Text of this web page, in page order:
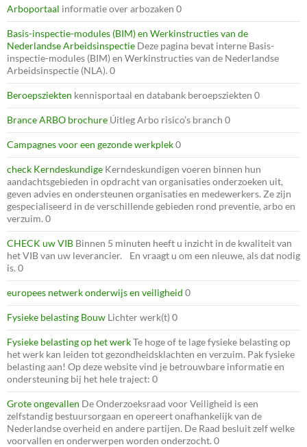
Arboportaal informatie over arbozaken 0
Basis-inspectie-modules (BIM) en Werkinstructies van de
Nederlandse Arbeidsinspectie Deze pagina bevat interne Basis-
inspectie-modules (BIM) en Werkinstructies van de Nederlandse
Arbeidsinspectie (NLA). 0
Beroepsziekten kennisportaal en databank beroepsziekten 0
Brance ARBO brochure Úitleg Arbo risico’s branch 0
Campagnes voor een gezonde werkplek0
check Kerndeskundige Kerndeskundigen voeren binnen hun
aandachtsgebieden in opdracht van organisaties onderzoeken uit,
geven advies en ondersteunen organisaties en medewerkers. Ze zijn
gespecialiseerd in de verschillende gebieden rond preventie, arbo en
verzuim. 0
CHECK uw VIB Binnen 5 minuten heeft u inzicht in de kwaliteit van
het VIB van uw leverancier. En vraagt u om een nieuwe, als dat nodig
is. 0
europees netwerk onderwijs en veiligheid 0
Fysieke belasting Bouw Lichter werk(t) 0
Fysieke belasting op het werkTe hoge of te lage fysieke belasting op
het werk kan leiden tot gezondheidsklachten en verzuim. Pak fysieke
belasting aan! Op deze website vind je betrouwbare informatie en
ondersteuning bij het hele traject: 0
Grote ongevallen De Onderzoeksraad voor Veiligheid is een
zelfstandig bestuursorgaan en opereert onafhankelijk van de
Nederlandse overheid en andere partijen. De Raad besluit zelf welke
voorvallen en onderwerpen worden onderzocht. 0